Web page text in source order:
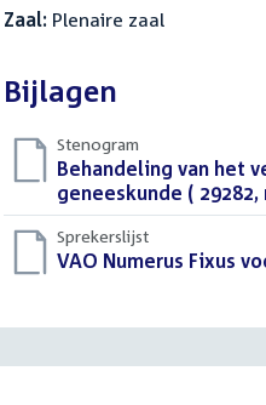
Zaal: Plenaire zaal
Bijlagen
Stenogram
Download
bestand:
Behandeling van het
geneeskunde ( 29282,
Sprekerslijst
Download
VAO Numerus Fixus